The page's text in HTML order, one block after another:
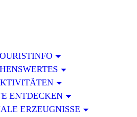
ENTDECKEN
ERZEUGNISSE